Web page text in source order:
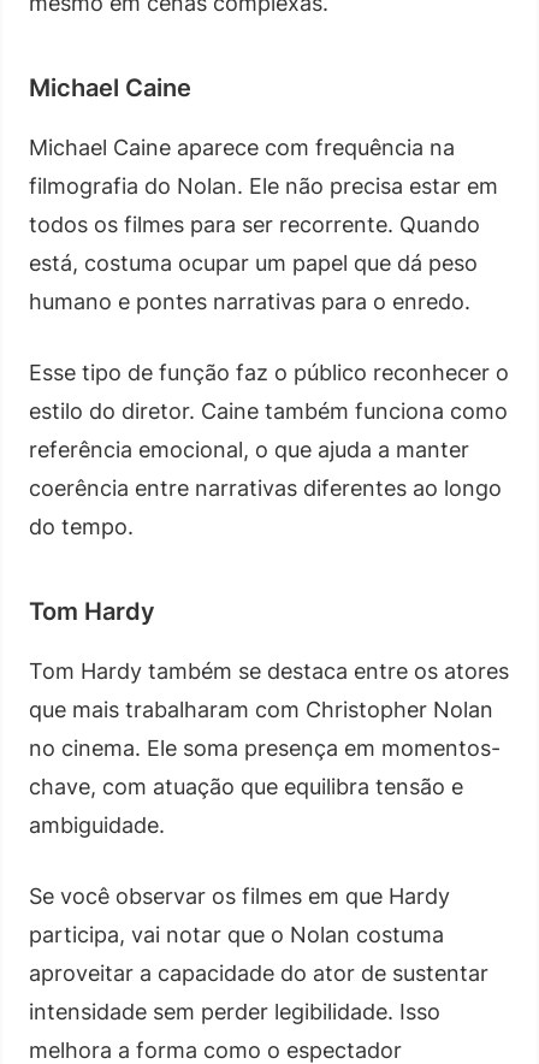
Michael Caine
Michael Caine aparece com frequência na
filmografia do Nolan. Ele não precisa estar em
todos os filmes para ser recorrente. Quando
está, costuma ocupar um papel que dá peso
humano e pontes narrativas para o enredo.
Esse tipo de função faz o público reconhecer o
estilo do diretor. Caine também funciona como
referência emocional, o que ajuda a manter
coerência entre narrativas diferentes ao longo
do tempo.
Tom Hardy
Tom Hardy também se destaca entre os atores
que mais trabalharam com Christopher Nolan
no cinema. Ele soma presença em momentos-
chave, com atuação que equilibra tensão e
ambiguidade.
Se você observar os filmes em que Hardy
participa, vai notar que o Nolan costuma
aproveitar a capacidade do ator de sustentar
intensidade sem perder legibilidade. Isso
melhora a forma como o espectador